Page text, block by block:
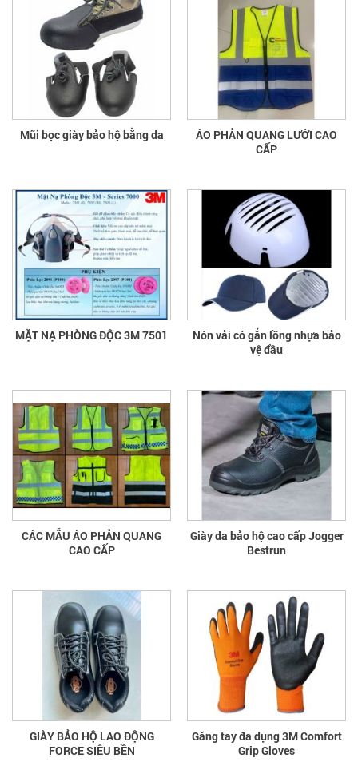
Mũi bọc giày bảo hộ bằng da
ÁO PHẢN QUANG LƯỚI CAO
CẤP
MẶT NẠ PHÒNG ĐỘC 3M 7501
Nón vải có gắn lồng nhựa bảo
vệ đầu
CÁC MẪU ÁO PHẢN QUANG
CAO CẤP
Giày da bảo hộ cao cấp Jogger
Bestrun
GIÀY BẢO HỘ LAO ĐỘNG
FORCE SIÊU BỀN
Găng tay đa dụng 3M Comfort
Grip Gloves